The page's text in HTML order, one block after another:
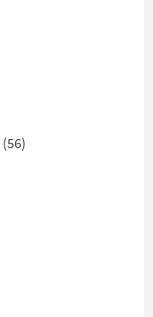
(56)